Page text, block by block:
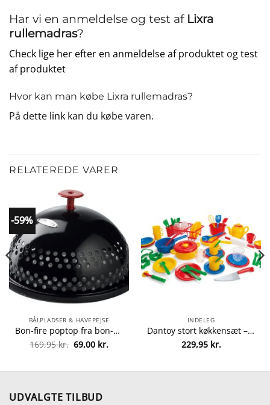
Har vi en anmeldelse og test af Lixra
rullemadras?
Check lige her efter en anmeldelse af produktet ogtest
af produktet
Hvor kan man købe Lixra rullemadras?
På dette link kan du købe varen.
RELATEREDE VARER
-59%
BÅLPLADSER & HAVEPEJSE
Bon-fire poptop fra bon-fire 5708085100183
169,95kr. Den
oprindelige
169,95 kr..
69,00 kr.
aktuelle
69,00 kr..
INDELEG
Dantoy stort køkkensæt – 59 dele fra dantoy 5701217042566
229,95 kr.
kr..
UDVALGTE TILBUD